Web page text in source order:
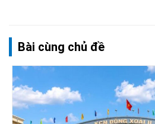
Bài cùng chủ đề